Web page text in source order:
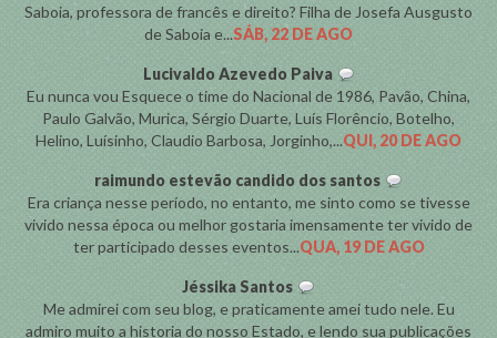
Saboia, professora de francês e direito? Filha de Josefa Ausgusto
de Saboia e...SÁB, 22 DE AGO
Lucivaldo Azevedo Paiva
Eu nunca vou Esquece o time do Nacional de 1986, Pavão, China,
Paulo Galvão, Murica, Sérgio Duarte, Luís Florêncio, Botelho,
Helino, Luísinho, Claudio Barbosa, Jorginho,...QUI, 20 DE AGO
raimundo estevão candido dos santos
Era criança nesse período, no entanto, me sinto como se tivesse
vivido nessa época ou melhor gostaria imensamente ter vivido de
ter participado desses eventos...QUA, 19 DE AGO
Jéssika Santos
Me admirei com seu blog, e praticamente amei tudo nele. Eu
admiro muito a historia do nosso Estado, e lendo sua publicações